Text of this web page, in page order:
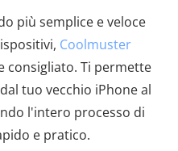
più semplice e veloce
Coolmuster
consigliato. Ti permette
tuo vecchio iPhone al
l'intero processo di
e pratico.